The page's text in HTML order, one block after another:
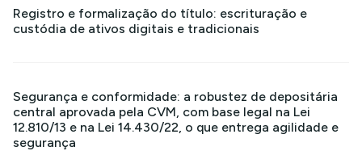
Registro e formalização do título: escrituração e
custódia de ativos digitais e tradicionais
Segurança e conformidade: a robustez de depositária
central aprovada pela CVM, com base legal na Lei
12.810/13 e na Lei 14.430/22, o que entrega agilidade e
segurança